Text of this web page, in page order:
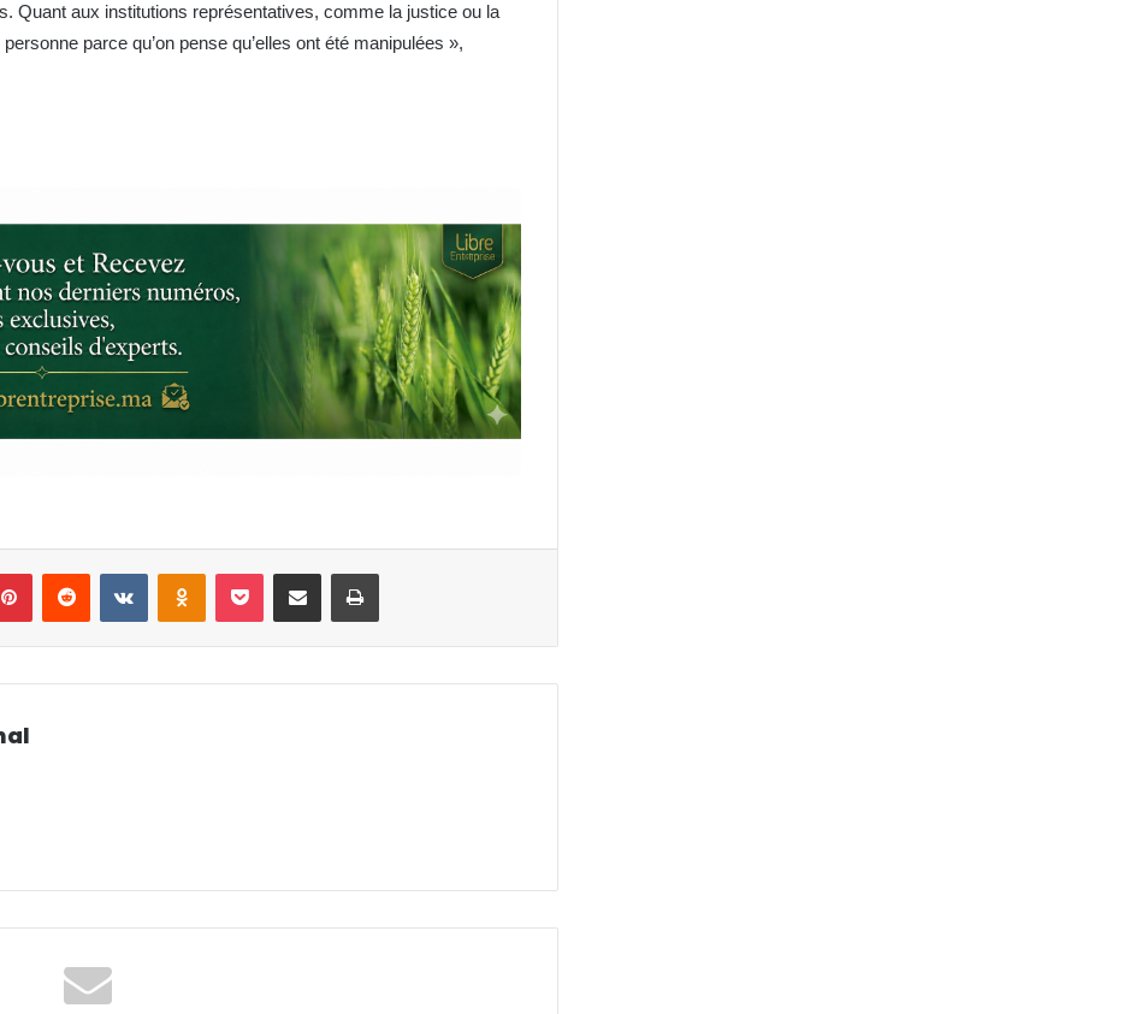
Quant aux institutions représentatives, comme la justice ou la
parce qu’on pense qu’elles ont été manipulées »,
PinterestReddit VKontakteOdnoklassniki
Pocket Partager par email Imprimer